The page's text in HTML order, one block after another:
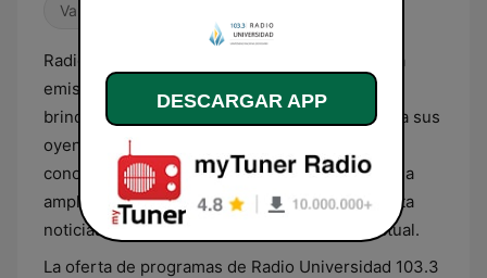
Variado
Radio Universidad 103.3 FM es una reconocida
emisora de radio de Argentina que se dedica a
brindar una programación educativa y cultural a sus
oyentes. Con un enfoque en la promoción del
conocimiento y la cultura, la estación ofrece una
amplia gama de contenidos, desde música hasta
noticias y debates sobre temas de interés actual.
La oferta de programas de Radio Universidad 103.3
DESCARGAR APP